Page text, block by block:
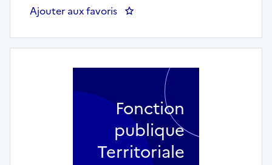
Ajouter aux favoris : Animateur micro folie -
Fonction
publique
Territoriale